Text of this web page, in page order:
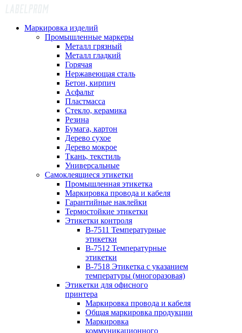
Маркировка изделий
Промышленные маркеры
Металл грязный
Металл гладкий
Горячая
Нержавеющая сталь
Бетон, кирпич
Асфальт
Пластмасса
Стекло, керамика
Резина
Бумага, картон
Дерево сухое
Дерево мокрое
Ткань, текстиль
Универсальные
Самоклеящиеся этикетки
Промышленная этикетка
Маркировка провода и кабеля
Гарантийные наклейки
Термостойкие этикетки
Этикетки контроля
B-7511 Температурные
этикетки
B-7512 Температурные
этикетки
B-7518 Этикетка с указанием
температуры (многоразовая)
Этикетки для офисного
принтера
Маркировка провода и кабеля
Общая маркировка продукции
Маркировка
коммуникационного